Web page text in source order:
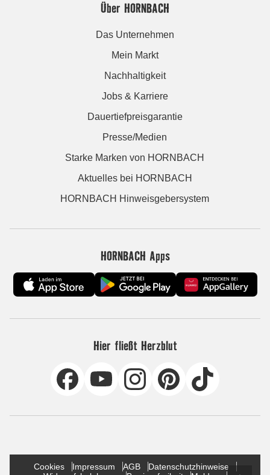
Über HORNBACH
Das Unternehmen
Mein Markt
Nachhaltigkeit
Jobs & Karriere
Dauertiefpreisgarantie
Presse/Medien
Starke Marken von HORNBACH
Aktuelles bei HORNBACH
HORNBACH Hinweisgebersystem
HORNBACH Apps
Hier fließt Herzblut
Cookies Impressum AGB
Datenschutzhinweise